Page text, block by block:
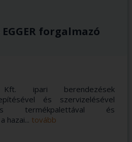
forgalmazó
ipari berendezések
és szervizelésével
termékpalettával és
hazai... tovább